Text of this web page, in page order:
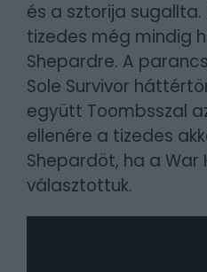
és a sztorija
tizedes még mindig
Shepardre. A
Sole Survivor
együtt Toombsszal
ellenére a tizedes
Shepardöt, ha a War
választottuk.